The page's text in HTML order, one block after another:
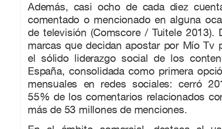
Además, casi ocho de cada diez
comentado o mencionado en alguna
de televisión (Comscore / Tuitele 2013).
marcas que decidan apostar por Mío Tv
el sólido liderazgo social de los
España, consolidada como primera
mensuales en redes sociales: cerró
55% de los comentarios relacionados
más de 53 millones de menciones.